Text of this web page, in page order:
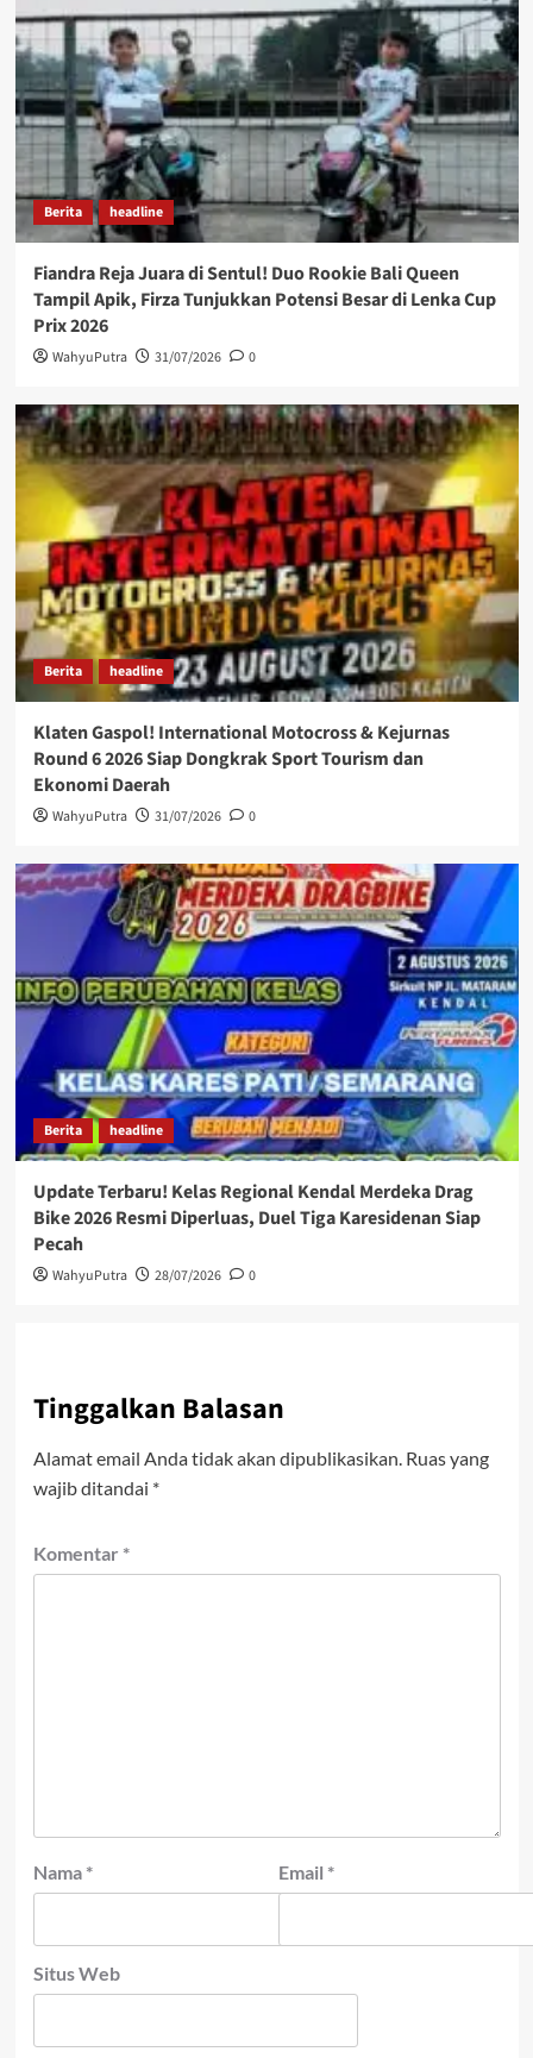
Berita headline
Fiandra Reja Juara di Sentul! Duo Rookie Bali Queen
Tampil Apik, Firza Tunjukkan Potensi Besar di Lenka Cup
Prix 2026
WahyuPutra 31/07/2026 0
Berita headline
Klaten Gaspol! International Motocross & Kejurnas
Round 6 2026 Siap Dongkrak Sport Tourism dan
Ekonomi Daerah
WahyuPutra 31/07/2026 0
Berita headline
Update Terbaru! Kelas Regional Kendal Merdeka Drag
Bike 2026 Resmi Diperluas, Duel Tiga Karesidenan Siap
Pecah
WahyuPutra 28/07/2026 0
Tinggalkan Balasan
Alamat email Anda tidak akan dipublikasikan. Ruas yang
wajib ditandai *
Komentar *
Nama * Email *
Situs Web